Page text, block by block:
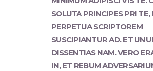
SOLUTA PRINCIPES PRI TE,
PERPETUA SCRIPTOREM
SUSCIPIANTUR AD. ET
DISSENTIAS NAM. VERO
IN, ET REBUM